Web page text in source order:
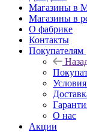
Магазины в
Магазины в
О фабрике
Контакты
Покупателям
О нас
Акции